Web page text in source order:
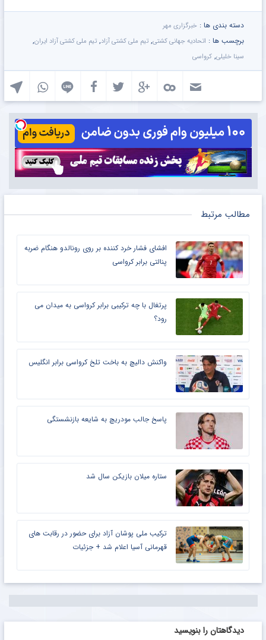
دسته بندی ها : خبرگزاری مهر
برچسب ها : اتحادیه جهانی کشتی, تیم ملی کشتی آزاد, تیم ملی کشتی آزاد ایران,
سینا خلیلی, کرواسی
مطالب مرتبط
افشای فشار خرد کننده بر روی رونالدو هنگام ضربه
پنالتی برابر کرواسی
پرتغال با چه ترکیبی برابر کرواسی به میدان می
رود؟
واکنش دالیچ به باخت تلخ کرواسی برابر انگلیس
پاسخ جالب مودریچ به شایعه بازنشستگی
ستاره میلان بازیکن سال شد
ترکیب ملی پوشان آزاد برای حضور در رقابت‌ های
قهرمانی آسیا اعلام شد + جزئیات
دیدگاهتان را بنویسید